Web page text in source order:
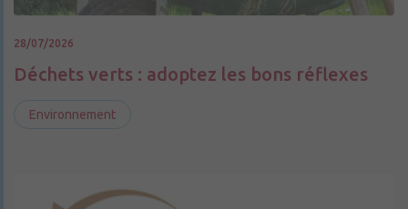
28/07/2026
Déchets verts : adoptez les bons réflexes
Environnement